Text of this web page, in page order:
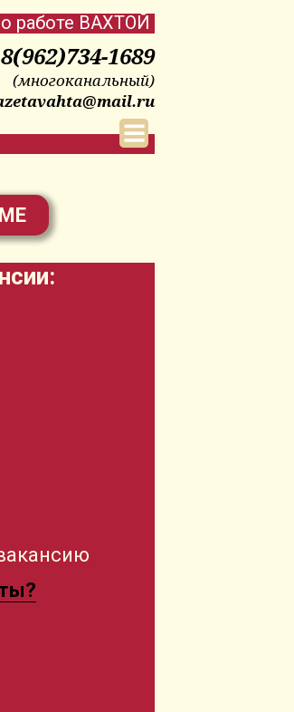
работе ВАХТОЙ
8(962)734-1689
(многоканальный)